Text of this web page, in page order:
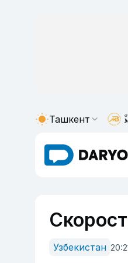
Ташкент
Узбекистан